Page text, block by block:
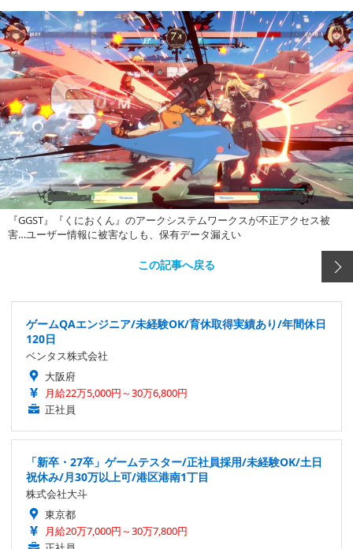
『GGST』『くにおくん』のアークシステムワークスが不正アクセス被
害…ユーザー情報に被害なしも、保有データ漏えい
この記事へ戻る
ゲームQAエンジニア/未経験OK/育休取得実績あり/年間休日
120日
ベンタス株式会社
大阪府
月給22万5,000円～30万6,800円
正社員
「新卒・27卒」ゲームテスター/正社員採用/未経験OK/土日
祝休み/月30万以上可/港区港南1丁目
株式会社大斗
東京都
月給20万7,000円～30万7,800円